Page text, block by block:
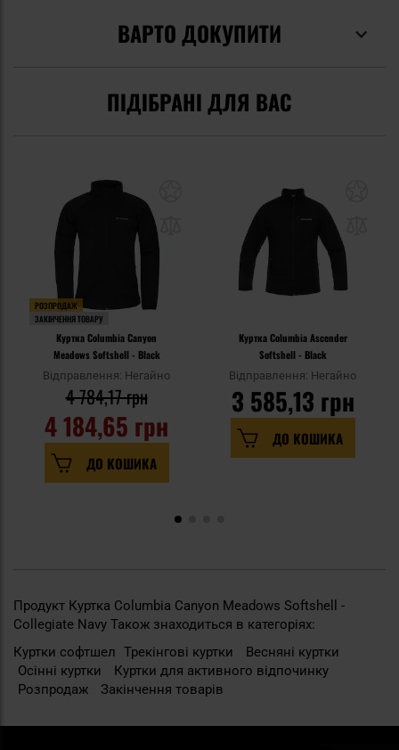
ВАРТО ДОКУПИТИ
ПІДІБРАНІ ДЛЯ ВАС
РОЗПРОДАЖ
ЗАКІНЧЕННЯ ТОВАРУ
Куртка Columbia Canyon
Meadows Softshell - Black
Відправлення: Негайно
4 184,65 грн
4 784,17 грн
ДО КОШИКА
Куртка Columbia Ascender
Softshell - Black
Відправлення: Негайно
3 585,13 грн
ДО КОШИКА
Продукт Куртка Columbia Canyon Meadows Softshell -
Collegiate Navy Також знаходиться в категоріях:
Куртки софтшел Трекінгові куртки
Весняні куртки
Осінні куртки
Куртки для активного відпочинку
Розпродаж
Закінчення товарів